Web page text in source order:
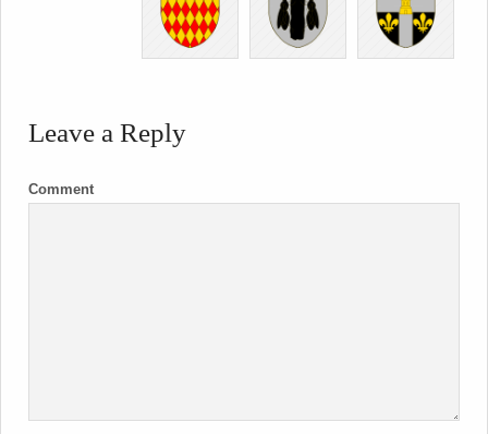
Leave a Reply
Comment